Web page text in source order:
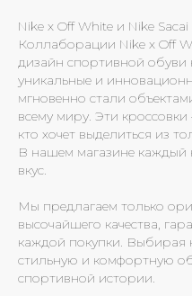
Nike x Off White и Nike Sacai
Коллаборации Nike x Off
дизайн спортивной
уникальные и
мгновенно стали
всему миру. Эти
кто хочет выделиться из
В нашем магазине каждый
вкус.
Мы предлагаем только
высочайшего качества,
каждой покупки. Выбирая
стильную и комфортную
спортивной истории.